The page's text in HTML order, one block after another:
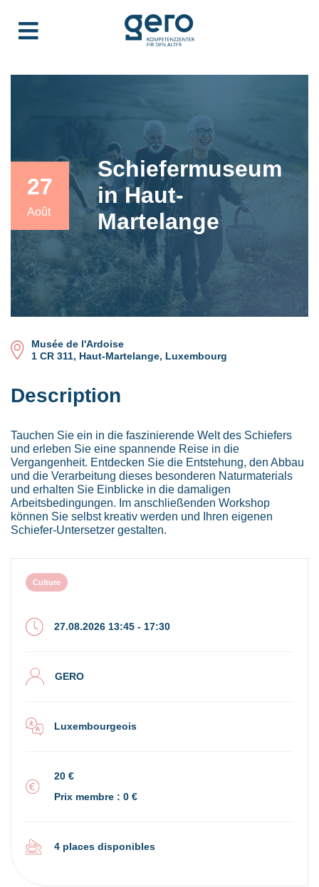
27
Août
Schiefermuseum
in Haut-
Martelange
Musée de l'Ardoise
1 CR 311, Haut-Martelange, Luxembourg
Description
Tauchen Sie ein in die faszinierende Welt des Schiefers
und erleben Sie eine spannende Reise in die
Vergangenheit. Entdecken Sie die Entstehung, den Abbau
und die Verarbeitung dieses besonderen Naturmaterials
und erhalten Sie Einblicke in die damaligen
Arbeitsbedingungen. Im anschließenden Workshop
können Sie selbst kreativ werden und Ihren eigenen
Schiefer-Untersetzer gestalten.
Culture
27.08.2026 13:45 - 17:30
GERO
Luxembourgeois
20 €
Prix membre : 0 €
4 places disponibles